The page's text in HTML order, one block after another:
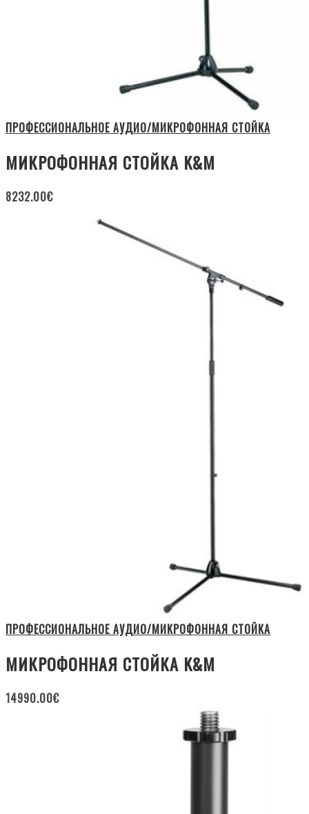
ПРОФЕССИОНАЛЬНОЕ АУДИО/МИКРОФОННАЯ СТОЙКА
МИКРОФОННАЯ СТОЙКА K&M
8232.00€
ПРОФЕССИОНАЛЬНОЕ АУДИО/МИКРОФОННАЯ СТОЙКА
МИКРОФОННАЯ СТОЙКА K&M
14990.00€